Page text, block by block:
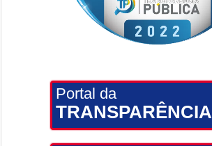
Portal da
TRANSPARÊNCIA